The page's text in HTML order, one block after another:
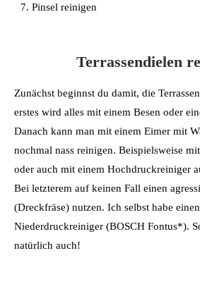
Pinsel reinigen
Terrassendielen
Zunächst beginnst du damit, die
erstes wird alles mit einem Besen oder
Danach kann man mit einem Eimer mit
nochmal nass reinigen. Beispielsweise
oder auch mit einem Hochdruckreiniger
Bei letzterem auf keinen Fall einen
(Dreckfräse) nutzen. Ich selbst habe
Niederdruckreiniger (BOSCH Fontus*).
natürlich auch!